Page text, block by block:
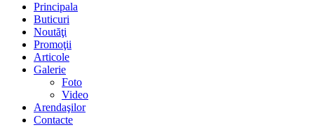
Principala
Buticuri
Noutăţi
Promoţii
Articole
Galerie
Foto
Video
Arendaşilor
Contacte